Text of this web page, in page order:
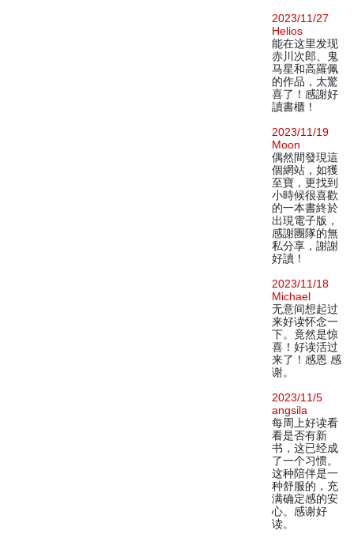
2023/11/27
Helios
能在这里发现
赤川次郎、鬼
马星和高羅佩
的作品，太驚
喜了！感謝好
讀書櫃！
2023/11/19
Moon
偶然間發現這
個網站，如獲
至寶，更找到
小時候很喜歡
的一本書終於
出現電子版，
感謝團隊的無
私分享，謝謝
好讀！
2023/11/18
Michael
无意间想起过
来好读怀念一
下。竟然是惊
喜！好读活过
来了！感恩 感
谢。
2023/11/5
angsila
每周上好读看
看是否有新
书，这已经成
了一个习惯。
这种陪伴是一
种舒服的，充
满确定感的安
心。感谢好
读。